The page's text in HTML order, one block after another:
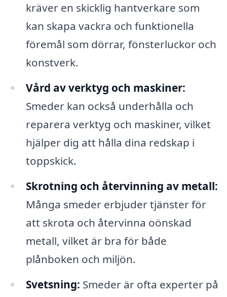
kräver en skicklig hantverkare som
kan skapa vackra och funktionella
föremål som dörrar, fönsterluckor och
konstverk.
Vård av verktyg och maskiner:
Smeder kan också underhålla och
reparera verktyg och maskiner, vilket
hjälper dig att hålla dina redskap i
toppskick.
Skrotning och återvinning av metall:
Många smeder erbjuder tjänster för
att skrota och återvinna oönskad
metall, vilket är bra för både
plånboken och miljön.
Svetsning: Smeder är ofta experter på